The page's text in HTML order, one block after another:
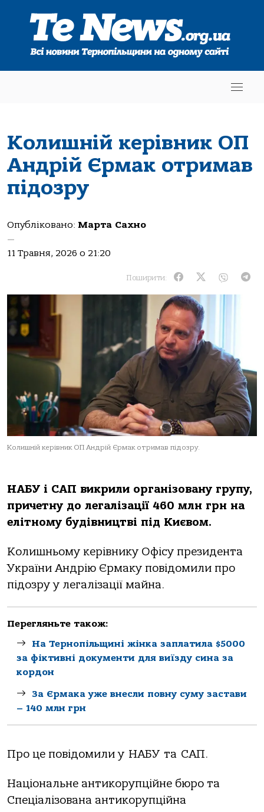
Колишній керівник ОП
Андрій Єрмак отримав
підозру
Опубліковано: Марта Сахно
—
11 Травня, 2026 о 21:20
Поширити:
Колишній керівник ОП Андрій Єрмак отримав підозру.
НАБУ і САП викрили організовану групу,
причетну до легалізації 460 млн грн на
елітному будівництві під Києвом.
Колишньому керівнику Офісу президента
України Андрію Єрмаку повідомили про
підозру у легалізації майна.
Перегляньте також:
На Тернопільщині жінка заплатила $5000
за фіктивні документи для виїзду сина за
кордон
За Єрмака уже внесли повну суму застави
– 140 млн грн
Про це повідомили у НАБУ та САП.
Національне антикорупційне бюро та
Спеціалізована антикорупційна